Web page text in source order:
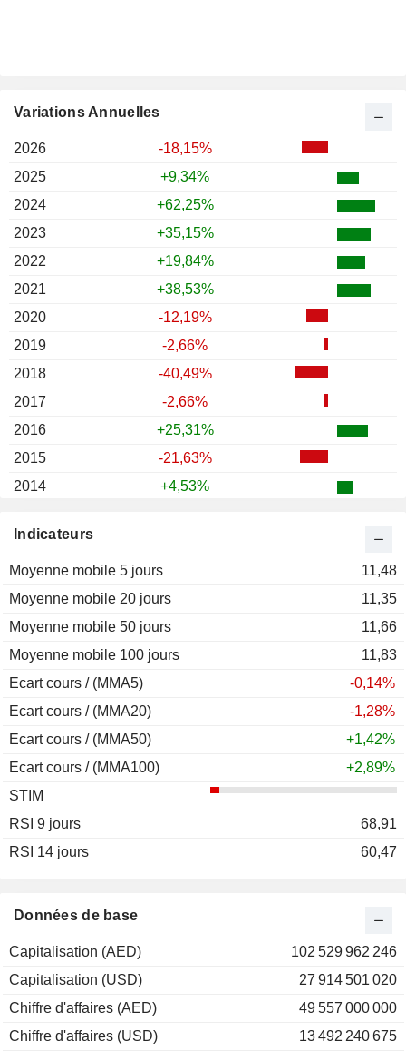
Données de base
Capitalisation (AED)
102 529 962 246
Capitalisation (USD)
27 914 501 020
Chiffre d'affaires (AED)
49 557 000 000
Chiffre d'affaires (USD)
13 492 240 675
Indicateurs
Moyenne mobile 5 jours
11,48
Moyenne mobile 20 jours
11,35
Moyenne mobile 50 jours
11,66
Moyenne mobile 100 jours
11,83
Ecart cours / (MMA5)
-0,14%
Ecart cours / (MMA20)
-1,28%
Ecart cours / (MMA50)
+1,42%
Ecart cours / (MMA100)
+2,89%
STIM
RSI 9 jours
68,91
RSI 14 jours
60,47
Variations Annuelles
2026
-18,15%
2025
+9,34%
2024
+62,25%
2023
+35,15%
2022
+19,84%
2021
+38,53%
2020
-12,19%
2019
-2,66%
2018
-40,49%
2017
-2,66%
2016
+25,31%
2015
-21,63%
2014
+4,53%
2012
2011
-27,61%
2010
-8,03%
2009
+70,80%
2008
-84,83%
2007
2006
2005
2004
+399,00%
2003
2002
2001
1999